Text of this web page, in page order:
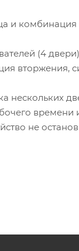
и комбинация
(4 двери)
вторжения,
нескольких
времени
не